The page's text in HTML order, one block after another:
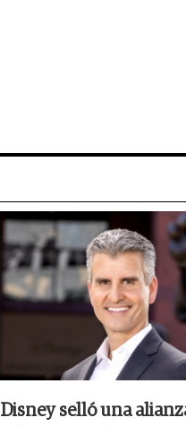
Disney selló una